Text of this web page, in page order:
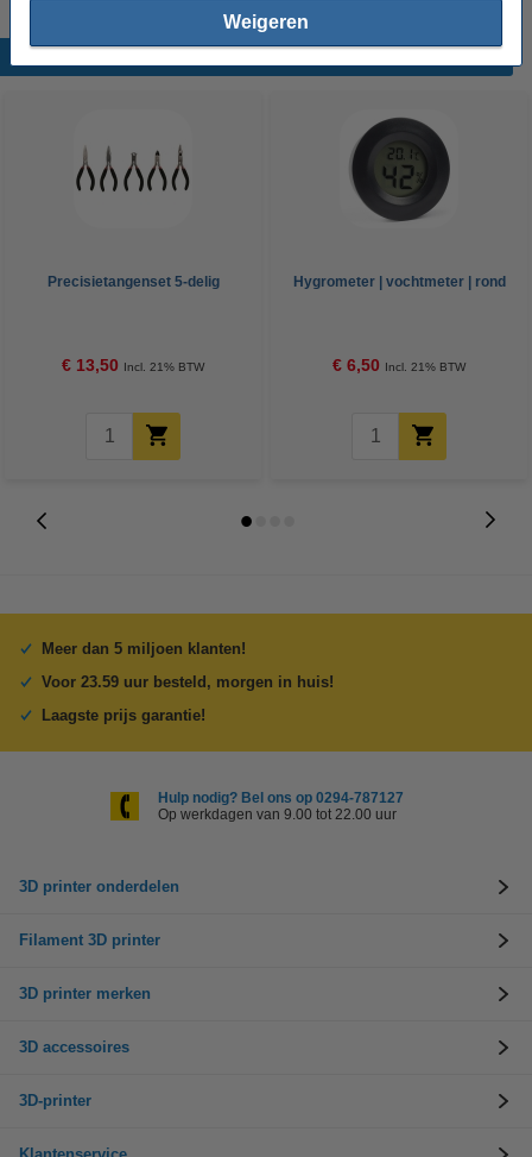
Weigeren
Precisietangenset 5-delig
€ 13,50 Incl. 21% BTW
Hygrometer | vochtmeter | rond
€ 6,50 Incl. 21% BTW
Meer dan 5 miljoen klanten!
Voor 23.59 uur besteld, morgen in huis!
Laagste prijs garantie!
Hulp nodig? Bel ons op 0294-787127
Op werkdagen van 9.00 tot 22.00 uur
3D printer onderdelen
Filament 3D printer
3D printer merken
3D accessoires
3D-printer